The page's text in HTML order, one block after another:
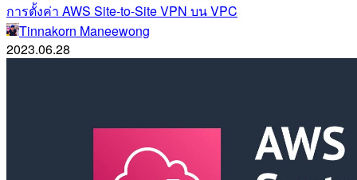
การตั้งค่า AWS Site-to-Site VPN บน VPC
Tinnakorn Maneewong
2023.06.28